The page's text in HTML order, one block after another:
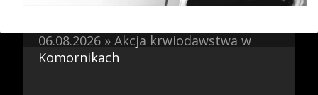
06.08.2026 » Akcja krwiodawstwa w
Komornikach